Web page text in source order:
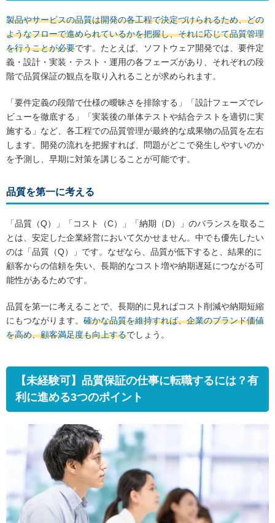
製品やサービスの品質は開発の各工程で決定づけられるため、どの
ようなフローで進められているかを把握し、それに応じて品質管理
を行うことが必要です。たとえば、ソフトウェア開発では、要件定
義・設計・実装・テスト・運用の各フェーズがあり、それぞれの段
階で品質保証の観点を取り入れることが求められます。
「要件定義の段階で仕様の曖昧さを排除する」「設計フェーズでレ
ビューを徹底する」「実装後の単体テストや結合テストを適切に実
施する」など、各工程での品質管理が最終的な成果物の品質を左右
します。開発の流れを把握すれば、問題がどこで発生しやすいのか
を予測し、早期に対策を講じることが可能です。
品質を第一に考える
「品質（Q）」「コスト（C）」「納期（D）」のバランスを取るこ
とは、安定した企業経営において欠かせません。中でも優先したい
のは「品質（Q）」です。なぜなら、品質が低下すると、結果的に
顧客からの信頼を失い、長期的なコスト増や納期遅延につながる可
能性があるためです。
品質を第一に考えることで、長期的に見ればコスト削減や納期短縮
にもつながります。 確かな品質を維持すれば、企業のブランド価値
を高め、顧客満足度も向上するでしょう。
【未経験可】品質保証の仕事に転職するには？有
利に進める3つのポイント